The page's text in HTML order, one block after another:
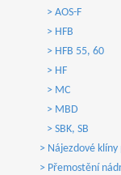
> AOS-F
> HFB
> HFB 55, 60
> HF
> MC
> MBD
> SBK, SB
> Nájezdové klíny
> Přemostění